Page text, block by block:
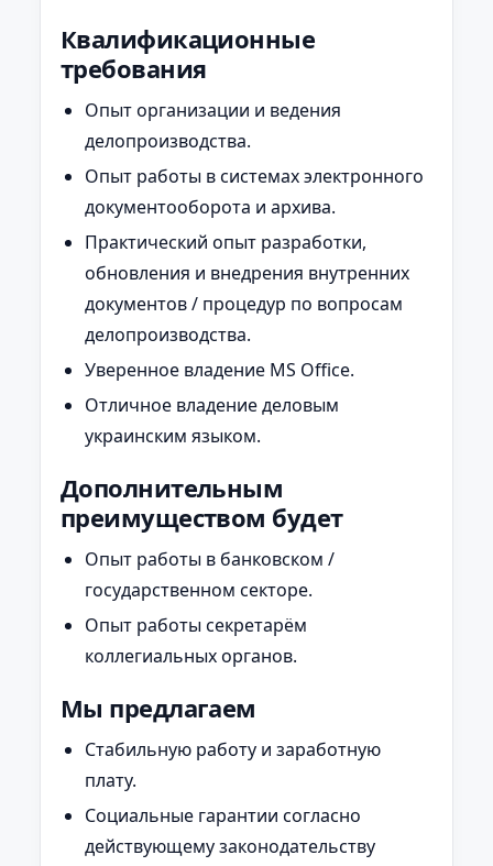
Квалификационные
требования
Опыт организации и ведения
делопроизводства.
Опыт работы в системах электронного
документооборота и архива.
Практический опыт разработки,
обновления и внедрения внутренних
документов / процедур по вопросам
делопроизводства.
Уверенное владение MS Office.
Отличное владение деловым
украинским языком.
Дополнительным
преимуществом будет
Опыт работы в банковском /
государственном секторе.
Опыт работы секретарём
коллегиальных органов.
Мы предлагаем
Стабильную работу и заработную
плату.
Социальные гарантии согласно
действующему законодательству